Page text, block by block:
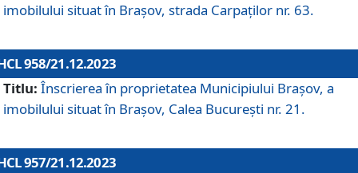
imobilului situat în Brașov, strada Carpaților nr. 63.
958/21.12.2023
Titlu: Înscrierea în proprietatea Municipiului Brașov, a
imobilului situat în Brașov, Calea București nr. 21.
957/21.12.2023